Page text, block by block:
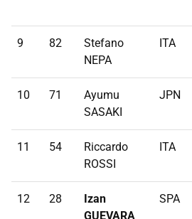
9 82
Stefano
NEPA
ITA
10 71
Ayumu
SASAKI
JPN
11 54
Riccardo
ROSSI
ITA
12 28
Izan
GUEVARA
SPA